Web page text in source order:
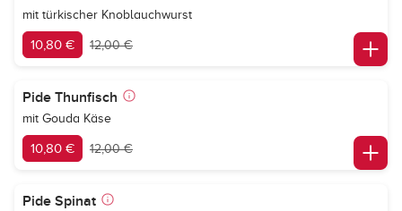
mit türkischer Knoblauchwurst
10,80 € 12,00 €
Pide Thunfisch
mit Gouda Käse
10,80 € 12,00 €
Pide Spinat